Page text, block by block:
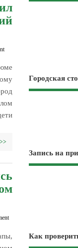
Городская
Запись на
Как